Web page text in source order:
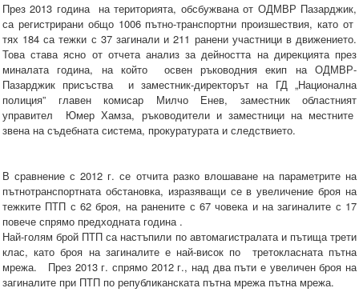
През 2013 година на територията, обсбужвана от ОДМВР Пазарджик,
са регистрирани общо 1006 пътно-транспортни произшествия, като от
тях 184 са тежки с 37 загинали и 211 ранени участници в движението.
Това става ясно от отчета анализ за дейността на дирекцията през
миналата година, на който освен ръководния екип на ОДМВР-
Пазарджик присъства и заместник-директорът на ГД „Национална
полиция” главен комисар Милчо Енев, заместник областният
управител Юмер Хамза, ръководители и заместници на местните
звена на съдебната система, прокуратурата и следствието.
В сравнение с 2012 г. се отчита разко влошаване на параметрите на
пътнотранспортната обстановка, изразяващи се в увеличение броя на
тежките ПТП с 62 броя, на ранените с 67 човека и на загиналите с 17
повече спрямо предходната година .
Най-голям брой ПТП са настъпили по автомагистралата и пътища трети
клас, като броя на загиналите е най-висок по третокласната пътна
мрежа. През 2013 г. спрямо 2012 г., над два пъти е увеличен броя на
загиналите при ПТП по републиканската пътна мрежа пътна мрежа.